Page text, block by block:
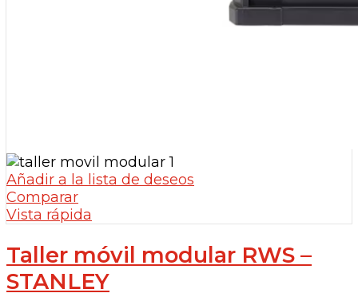
Añadir a la lista de deseos
Comparar
Vista rápida
Taller móvil modular RWS –
STANLEY